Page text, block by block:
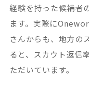
経験を持った候補者
ます。実際に
さんからも、地方の
ると、スカウト返信
ただいています。